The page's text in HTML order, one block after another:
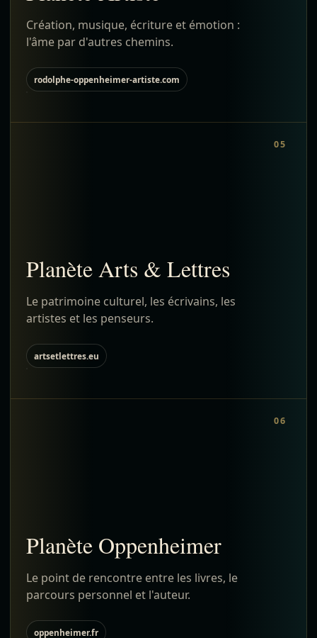
Création, musique, écriture et émotion :
l'âme par d'autres chemins.
rodolphe-oppenheimer-artiste.com
05
Planète Arts & Lettres
Le patrimoine culturel, les écrivains, les
artistes et les penseurs.
artsetlettres.eu
06
Planète Oppenheimer
Le point de rencontre entre les livres, le
parcours personnel et l'auteur.
oppenheimer.fr